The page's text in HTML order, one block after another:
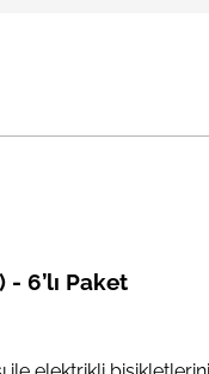
6’lı Paket